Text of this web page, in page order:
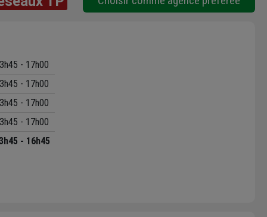
- 17h00
- 17h00
- 17h00
- 17h00
- 16h45